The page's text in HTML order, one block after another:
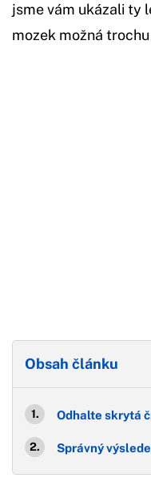
jsme vám ukázali ty
mozek možná
Obsah článku
Odhalte skrytá
Správný